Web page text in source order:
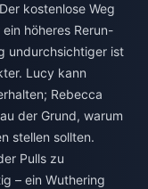
kostenlose Weg
höheres Rerun-
undurchsichtiger ist
Lucy kann
Rebecca
der Grund, warum
stellen sollten.
Pulls zu
– ein Wuthering